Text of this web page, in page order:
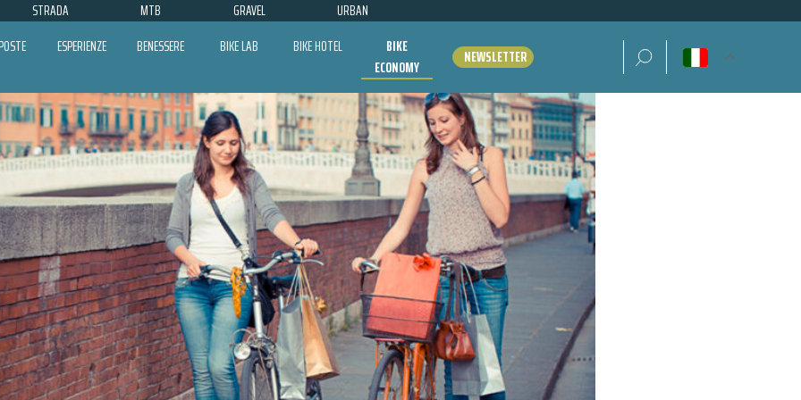
STRADA MTB GRAVEL URBAN
ESPERIENZE BENESSERE BIKE LAB BIKE HOTEL
BIKE
ECONOMY
NEWSLETTER Ricerca per: